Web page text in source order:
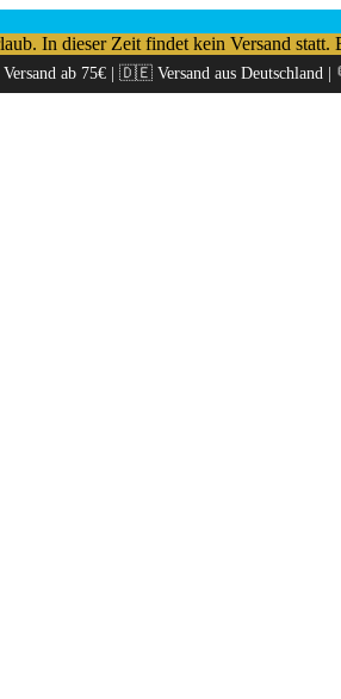
In dieser Zeit findet kein Versand
ab 75€ | 🇩🇪 Versand aus Deutschland |